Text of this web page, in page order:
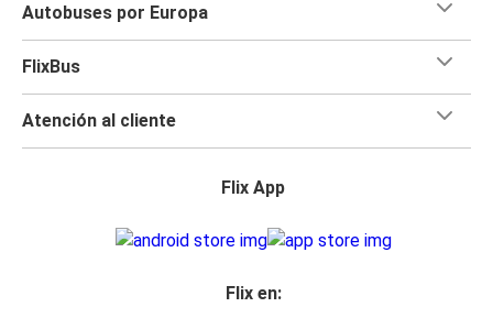
Autobuses por Europa
FlixBus
Atención al cliente
Flix App
Flix en: